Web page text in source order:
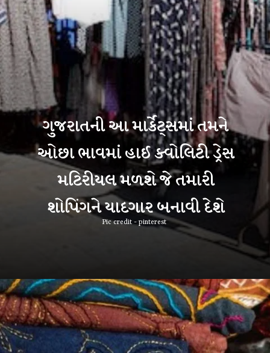
ગુજરાતની આ માર્કેટ્સમાં તમને
ઓછા ભાવમાં હાઈ ક્વોલિટી ડ્રેસ
મટિરીયલ મળશે જે તમારી
શોપિંગને યાદગાર બનાવી દેશે
Pic credit - pinterest